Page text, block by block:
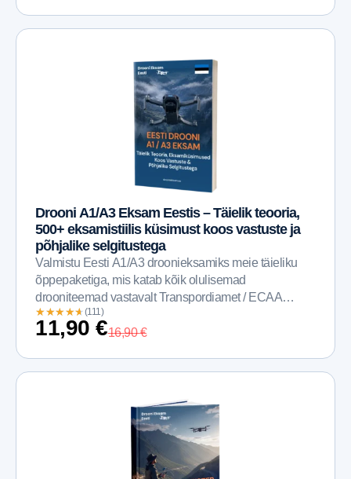
Drooni A1/A3 Eksam Eestis – Täielik teooria,
500+ eksamistiilis küsimust koos vastuste ja
põhjalike selgitustega
Valmistu Eesti A1/A3 droonieksamiks meie täieliku
õppepaketiga, mis katab kõik olulisemad
drooniteemad vastavalt Transpordiamet / ECAA
nõuetele. Selle asemel, et...
★★★★★
★★★★★(111)
11,90 €16,90€